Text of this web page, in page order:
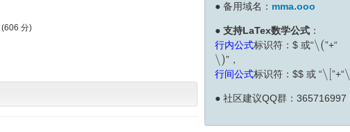
● 备用域名： mma.ooo
● 支持LaTex数学公式 ：
行内公式标识符： $ 或“∖(
∖ ( ”+“
∖)
∖ ) ”，
行间公式标识符： $$ 或 “∖
∖ ”+“∖
∖
● 社区建议QQ群：365716997
(606 分)